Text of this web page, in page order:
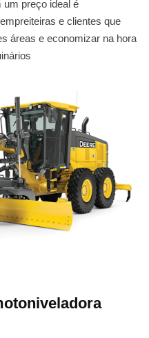
um preço ideal é
e clientes que
áreas e economizar na hora